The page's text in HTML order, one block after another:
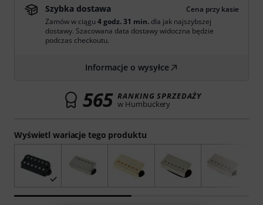
Wyświetl wariacje tego produktu
Szybka dostawa
Cena przy kasie
Zamów w ciągu4 godz. 31 min. dla jak najszybszej
dostawy. Szacowana data dostawy widoczna będzie
podczas checkoutu.
Informacje o wysyłce
565 RANKING SPRZEDAŻY
w Humbuckery